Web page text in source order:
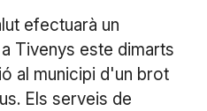
efectuarà un
Tivenys este dimarts
al municipi d'un brot
Els serveis de